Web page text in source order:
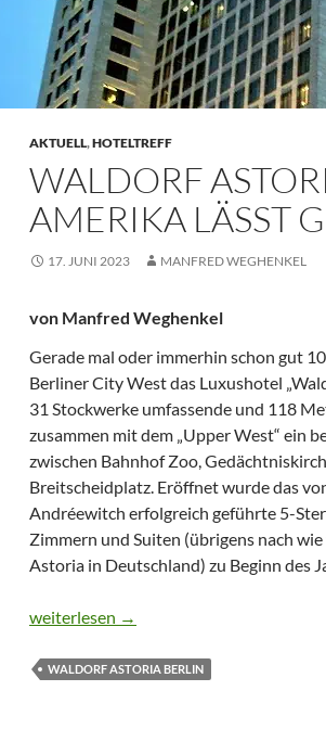
AKTUELL,HOTELTREFF
WALDORF
AMERIKA LÄSST
17. JUNI 2023 MANFRED WEGHENKEL
von Manfred Weghenkel
Gerade mal oder immerhin schon gut
Berliner City West das Luxushotel
31 Stockwerke umfassende und 118
zusammen mit dem „Upper West“ ein
zwischen Bahnhof Zoo,
Breitscheidplatz. Eröffnet wurde das
Andréewitch erfolgreich geführte 5-
Zimmern und Suiten (übrigens nach
Astoria in Deutschland) zu Beginn des
WALDORF ASTORIA BERLIN:
weiterlesen →
WALDORF ASTORIA BERLIN